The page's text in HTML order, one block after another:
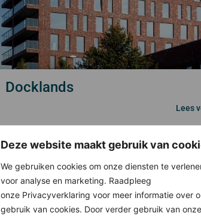
Deze website maakt gebruik van
We gebruiken cookies om onze diensten te
voor analyse en marketing. Raadpleeg
onze Privacyverklaring voor meer informatie over
gebruik van cookies. Door verder gebruik van onze
Docklands
Lees